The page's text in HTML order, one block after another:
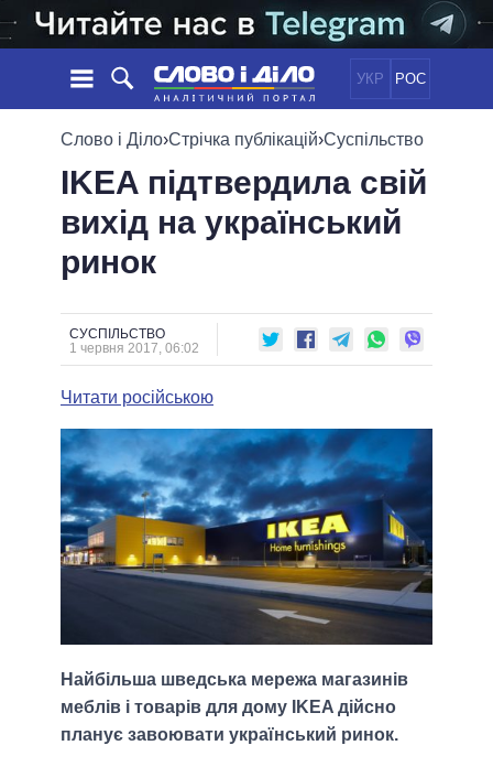
УКР РОС
НОВИНИ
СТРІЧКА
ПОДІЇ
СТАТТІ
ОГЛЯДИ
ДАЙДЖЕСТИ
ПОЛІТИКА
ЕКОНОМІКА
ОБIЦЯНКИ
ПОЛIТИКИ
ПРЕЗИДЕНТ І ОФІС
ВЕРХОВНА РАДА
МЕРИ МІСТ
ВСІ ПЕРСОНИ
ВІДЕО
ПОРІВНЯННЯ ПОЛІТИКІВ
Слово і Діло›Стрічка публікацій›Суспільство
IKEA підтвердила свій
вихід на український
ринок
СУСПІЛЬСТВО
1 червня 2017, 06:02
Читати російською
Найбільша шведська мережа магазинів
меблів і товарів для дому IKEA дійсно
планує завоювати український ринок.